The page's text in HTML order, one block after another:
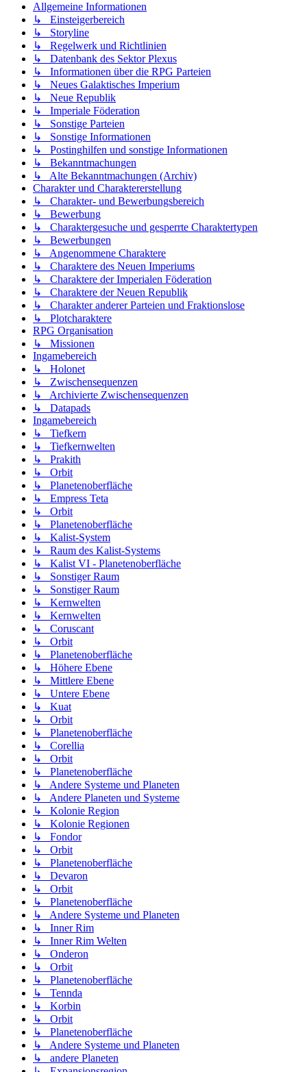
Allgemeine Informationen
↳ Einsteigerbereich
↳ Storyline
↳ Regelwerk und Richtlinien
↳ Datenbank des Sektor Plexus
↳ Informationen über die RPG Parteien
↳ Neues Galaktisches Imperium
↳ Neue Republik
↳ Imperiale Föderation
↳ Sonstige Parteien
↳ Sonstige Informationen
↳ Postinghilfen und sonstige Informationen
↳ Bekanntmachungen
↳ Alte Bekanntmachungen (Archiv)
Charakter und Charaktererstellung
↳ Charakter- und Bewerbungsbereich
↳ Bewerbung
↳ Charaktergesuche und gesperrte Charaktertypen
↳ Bewerbungen
↳ Angenommene Charaktere
↳ Charaktere des Neuen Imperiums
↳ Charaktere der Imperialen Föderation
↳ Charaktere der Neuen Republik
↳ Charakter anderer Parteien und Fraktionslose
↳ Plotcharaktere
RPG Organisation
↳ Missionen
Ingamebereich
↳ Holonet
↳ Zwischensequenzen
↳ Archivierte Zwischensequenzen
↳ Datapads
Ingamebereich
↳ Tiefkern
↳ Tiefkernwelten
↳ Prakith
↳ Orbit
↳ Planetenoberfläche
↳ Empress Teta
↳ Orbit
↳ Planetenoberfläche
↳ Kalist-System
↳ Raum des Kalist-Systems
↳ Kalist VI - Planetenoberfläche
↳ Sonstiger Raum
↳ Sonstiger Raum
↳ Kernwelten
↳ Kernwelten
↳ Coruscant
↳ Orbit
↳ Planetenoberfläche
↳ Höhere Ebene
↳ Mittlere Ebene
↳ Untere Ebene
↳ Kuat
↳ Orbit
↳ Planetenoberfläche
↳ Corellia
↳ Orbit
↳ Planetenoberfläche
↳ Andere Systeme und Planeten
↳ Andere Planeten und Systeme
↳ Kolonie Region
↳ Kolonie Regionen
↳ Fondor
↳ Orbit
↳ Planetenoberfläche
↳ Devaron
↳ Orbit
↳ Planetenoberfläche
↳ Andere Systeme und Planeten
↳ Inner Rim
↳ Inner Rim Welten
↳ Onderon
↳ Orbit
↳ Planetenoberfläche
↳ Tennda
↳ Korbin
↳ Orbit
↳ Planetenoberfläche
↳ Andere Systeme und Planeten
↳ andere Planeten